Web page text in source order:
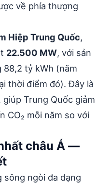
về phía thượng
Hiệp Trung Quốc,
22.500 MW, với sản
88,2 tỷ kWh (năm
thời điểm đó). Đây là
Trung Quốc giảm
CO₂ mỗi năm so với
châu Á —
sông ngòi đa dạng